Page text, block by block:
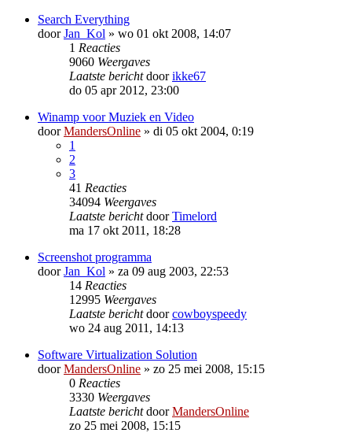
Search Everything
doorJan_Kol » wo 01 okt 2008, 14:07
1 Reacties
9060 Weergaves
Laatste berichtdoorikke67
do 05 apr 2012, 23:00
Winamp voor Muziek en Video
doorMandersOnline » di 05 okt 2004, 0:19
1
2
3
41 Reacties
34094 Weergaves
Laatste berichtdoorTimelord
ma 17 okt 2011, 18:28
Screenshot programma
doorJan_Kol » za 09 aug 2003, 22:53
14 Reacties
12995 Weergaves
Laatste berichtdoorcowboyspeedy
wo 24 aug 2011, 14:13
Software Virtualization Solution
doorMandersOnline » zo 25 mei 2008, 15:15
0 Reacties
3330 Weergaves
Laatste berichtdoorMandersOnline
zo 25 mei 2008, 15:15